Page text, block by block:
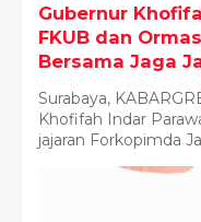
Gubernur
FKUB dan
Bersama Jaga
Surabaya,
Khofifah Indar
jajaran Forkopimda